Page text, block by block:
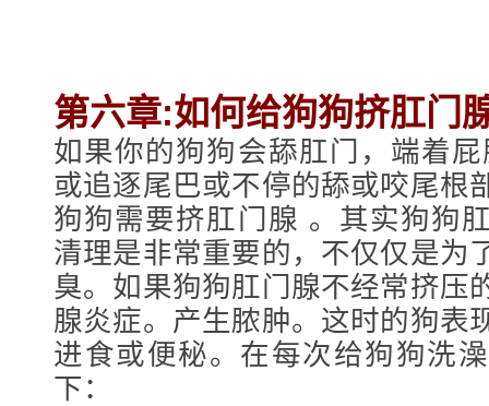
第六章:如何给狗狗挤肛门
如果你的狗狗会舔肛门，端着
或追逐尾巴或不停的舔或咬尾根
狗狗需要挤肛门腺 。其实狗狗
清理是非常重要的，不仅仅是为
臭。如果狗狗肛门腺不经常挤压
腺炎症。产生脓肿。这时的狗表
进食或便秘。在每次给狗狗洗
下：